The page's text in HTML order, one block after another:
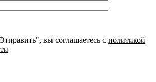
вы соглашаетесь с политикой